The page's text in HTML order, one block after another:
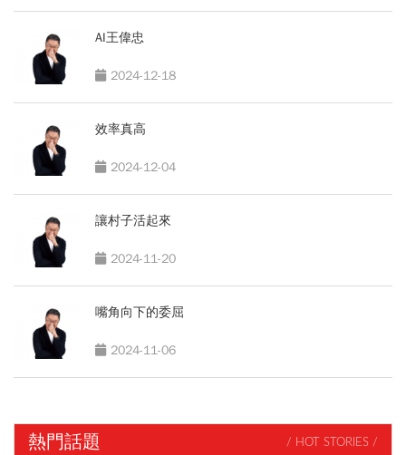
AI王偉忠
2024-12-18
效率真高
2024-12-04
讓村子活起來
2024-11-20
嘴角向下的委屈
2024-11-06
熱門話題 / HOT STORIES /